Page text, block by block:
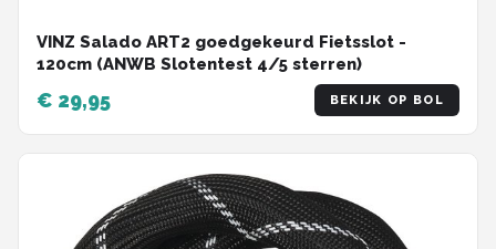
VINZ Salado ART2 goedgekeurd Fietsslot -
120cm (ANWB Slotentest 4/5 sterren)
€ 29,95 BEKIJK OP BOL